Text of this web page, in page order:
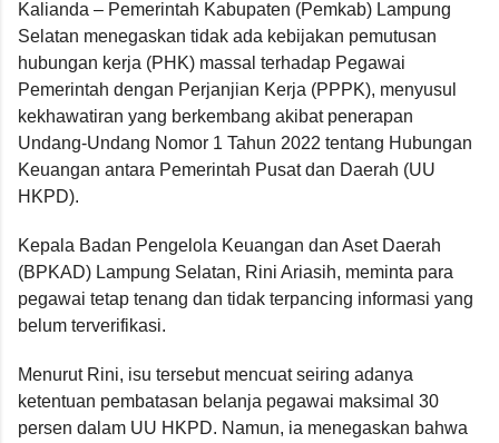
Kalianda – Pemerintah Kabupaten (Pemkab) Lampung
Selatan menegaskan tidak ada kebijakan pemutusan
hubungan kerja (PHK) massal terhadap Pegawai
Pemerintah dengan Perjanjian Kerja (PPPK), menyusul
kekhawatiran yang berkembang akibat penerapan
Undang-Undang Nomor 1 Tahun 2022 tentang Hubungan
Keuangan antara Pemerintah Pusat dan Daerah (UU
HKPD).
Kepala Badan Pengelola Keuangan dan Aset Daerah
(BPKAD) Lampung Selatan, Rini Ariasih, meminta para
pegawai tetap tenang dan tidak terpancing informasi yang
belum terverifikasi.
Menurut Rini, isu tersebut mencuat seiring adanya
ketentuan pembatasan belanja pegawai maksimal 30
persen dalam UU HKPD. Namun, ia menegaskan bahwa